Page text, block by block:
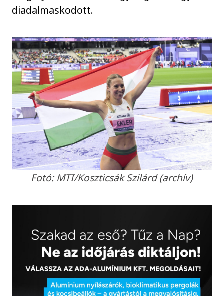
diadalmaskodott.
Fotó: MTI/Koszticsák Szilárd (archív)